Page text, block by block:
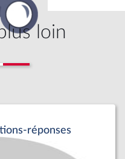
loin
réponses